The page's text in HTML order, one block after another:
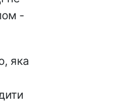
-
яка